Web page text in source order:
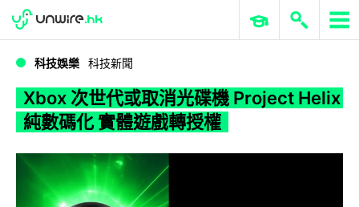
WWDC 2026 ERP 與商業 AI
科技娛樂 科技新聞
Xbox 次世代或取消光碟機 Project Helix
純數碼化 實體遊戲轉授權